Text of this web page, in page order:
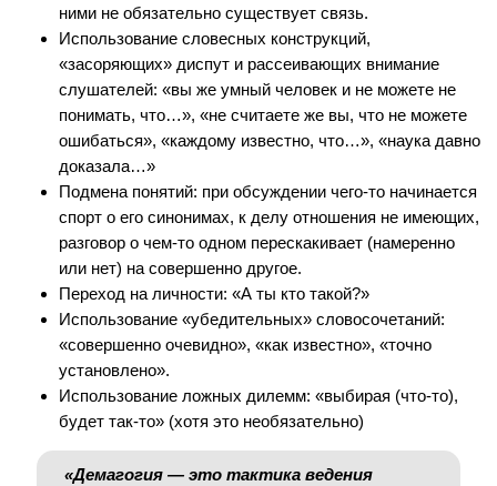
ними не обязательно существует связь.
Использование словесных конструкций,
«засоряющих» диспут и рассеивающих внимание
слушателей: «вы же умный человек и не можете не
понимать, что…», «не считаете же вы, что не можете
ошибаться», «каждому известно, что…», «наука давно
доказала…»
Подмена понятий: при обсуждении чего-то начинается
спорт о его синонимах, к делу отношения не имеющих,
разговор о чем-то одном перескакивает (намеренно
или нет) на совершенно другое.
Переход на личности: «А ты кто такой?»
Использование «убедительных» словосочетаний:
«совершенно очевидно», «как известно», «точно
установлено».
Использование ложных дилемм: «выбирая (что-то),
будет так-то» (хотя это необязательно)
«Демагогия — это тактика ведения